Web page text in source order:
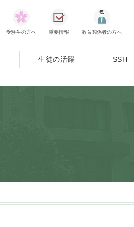
受験生の方へ 重要情報 教育関係者の方へ
生徒の活躍 SSH